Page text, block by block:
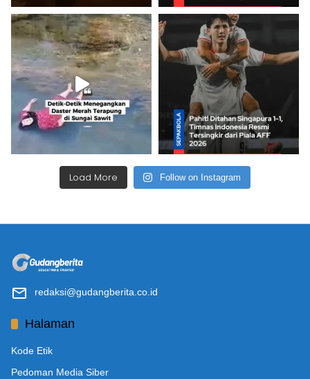
Load More Follow on Instagram
redaksi@gudangberita.co.id
Halaman
Kode Etik
Pedoman Media Siber